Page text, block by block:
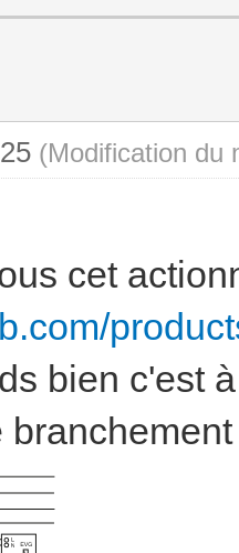
(Modification du
cet
bien c'est